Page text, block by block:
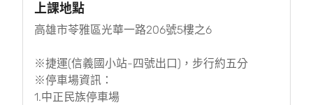
上課地點
高雄市苓雅區光華一路206號5樓之6
※捷運(信義國小站-四號出口)，步行約五分
※停車場資訊：
1.中正民族停車場